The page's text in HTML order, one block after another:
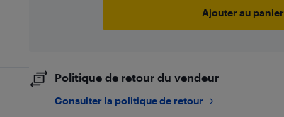
Ajouter au panier
Politique de retour du vendeur
Consulter la politique de retour